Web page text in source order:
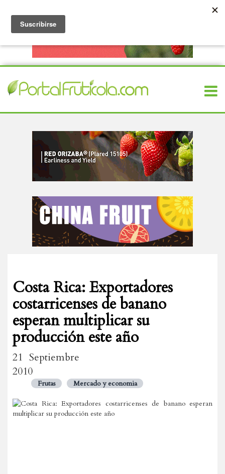
Costa Rica: Exportadores
costarricenses de banano
esperan multiplicar su
producción este año
21 Septiembre
2010
Frutas Mercado y economia